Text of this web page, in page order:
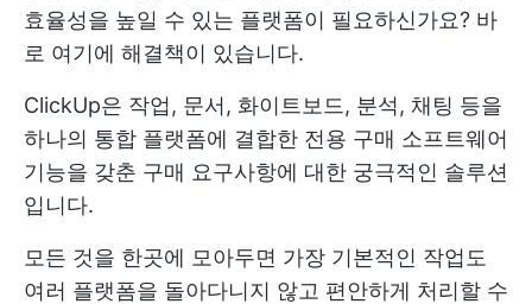
효율성을 높일 수 있는 플랫폼이 필요하신가요? 바
로 여기에 해결책이 있습니다.
ClickUp은 작업, 문서, 화이트보드, 분석, 채팅 등을
하나의 통합 플랫폼에 결합한 전용 구매 소프트웨어
기능을 갖춘 구매 요구사항에 대한 궁극적인 솔루션
입니다.
모든 것을 한곳에 모아두면 가장 기본적인 작업도
여러 플랫폼을 돌아다니지 않고 편안하게 처리할 수